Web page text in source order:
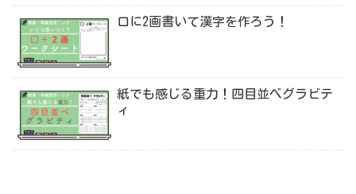
口に2画書いて漢字を作ろう！
紙でも感じる重力！四目並べグラビテ
ィ